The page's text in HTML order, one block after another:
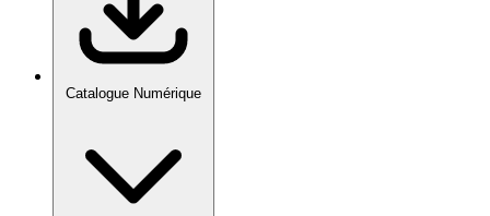
Catalogue Numérique